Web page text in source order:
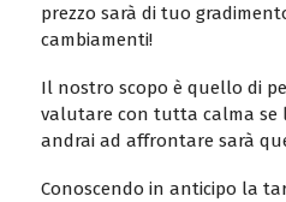
prezzo sarà di tuo
cambiamenti!
Il nostro scopo è quello di
valutare con tutta calma se
andrai ad affrontare sarà
Conoscendo in anticipo la